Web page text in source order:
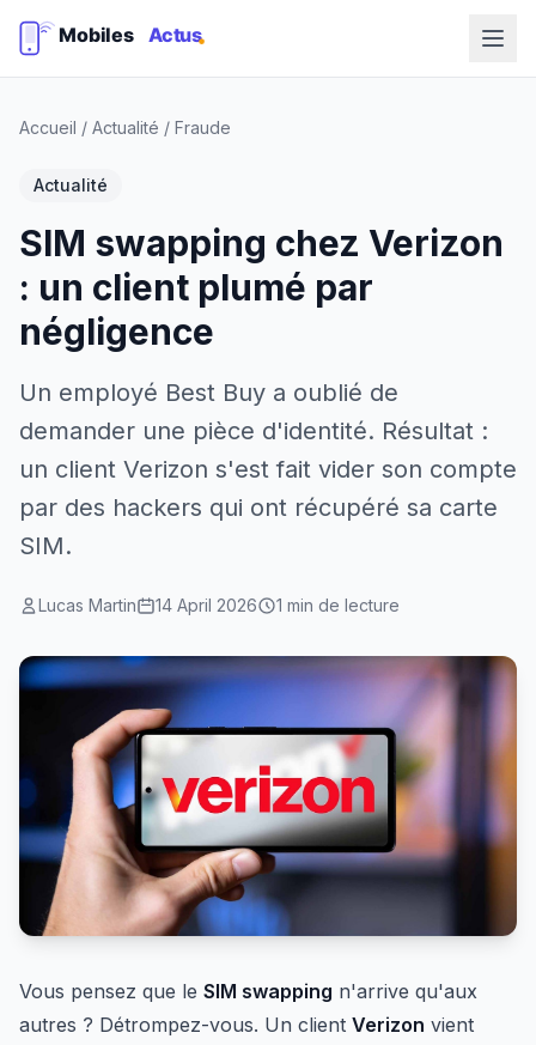
Accueil / Actualité / Fraude
Actualité
SIM swapping chez Verizon
: un client plumé par
négligence
Un employé Best Buy a oublié de
demander une pièce d'identité. Résultat :
un client Verizon s'est fait vider son compte
par des hackers qui ont récupéré sa carte
SIM.
Lucas Martin 14 April 2026 1 min de lecture
Vous pensez que le SIM swapping n'arrive qu'aux
autres ? Détrompez-vous. Un client Verizon vient